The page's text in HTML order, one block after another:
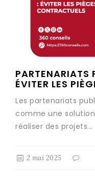
ÉVITER LES
Les partenariats
comme une
réaliser des projets...
2 mai 2025